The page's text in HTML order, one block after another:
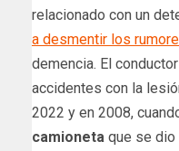
relacionado con un
a desmentir los
demencia. El
accidentes con la
2022 y en 2008,
camioneta que se dio